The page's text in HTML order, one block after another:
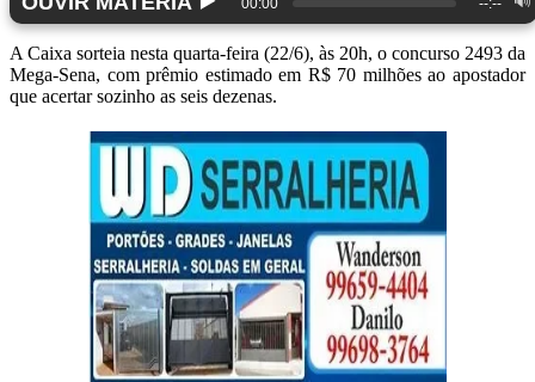
00:00 --:--
A Caixa sorteia nesta quarta-feira (22/6), às 20h, o concurso 2493 da
Mega-Sena, com prêmio estimado em R$ 70 milhões ao apostador
que acertar sozinho as seis dezenas.